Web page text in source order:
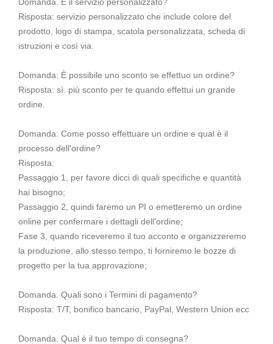
Risposta: servizio personalizzato che include colore del
prodotto, logo di stampa, scatola personalizzata, scheda di
istruzioni e così via.
Domanda: È possibile uno sconto se effettuo un ordine?
Risposta: sì. più sconto per te quando effettui un grande
ordine.
Domanda: Come posso effettuare un ordine e qual è il
processo dell'ordine?
Risposta:
Passaggio 1, per favore dicci di quali specifiche e quantità
hai bisogno;
Passaggio 2, quindi faremo un PI o emetteremo un ordine
online per confermare i dettagli dell'ordine;
Fase 3, quando riceveremo il tuo acconto e organizzeremo
la produzione, allo stesso tempo, ti forniremo le bozze di
progetto per la tua approvazione;
Domanda. Quali sono i Termini di pagamento?
Risposta: T/T, bonifico bancario, PayPal, Western Union ecc
Domanda. Qual è il tuo tempo di consegna?